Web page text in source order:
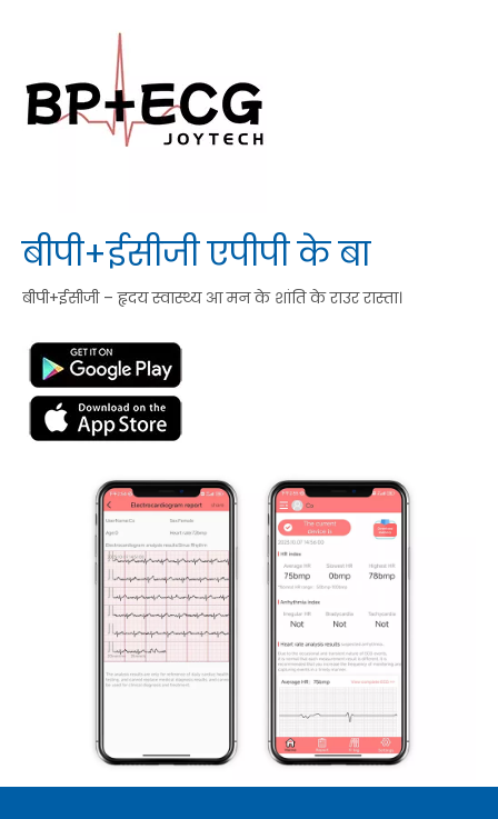
बीपी+ईसीजी एपीपी के बा
बीपी+ईसीजी – हृदय स्वास्थ्य आ मन के शांति के राउर रास्ता।